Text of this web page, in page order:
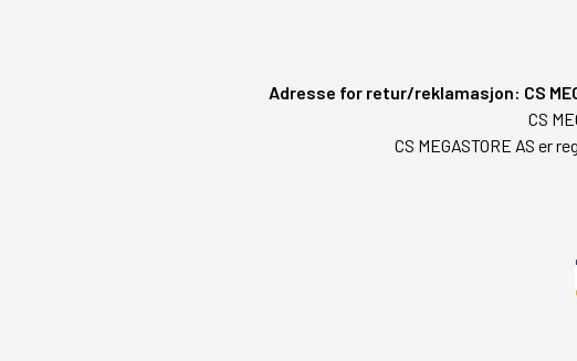
Adresse for retur/reklamasjon: CS
CS
CS MEGASTORE AS er